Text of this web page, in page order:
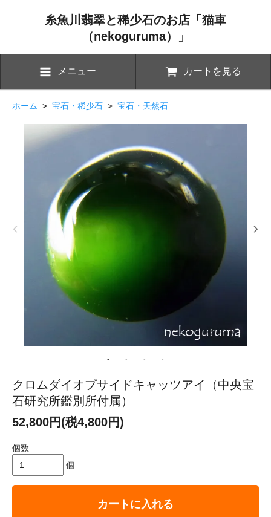
糸魚川翡翠と稀少石のお店「猫車
（nekoguruma）」
メニュー カートを見る
ホーム > 宝石・稀少石 > 宝石・天然石
クロムダイオプサイドキャッツアイ（中央宝
石研究所鑑別所付属）
52,800円(税4,800円)
個数
個
カートに入れる